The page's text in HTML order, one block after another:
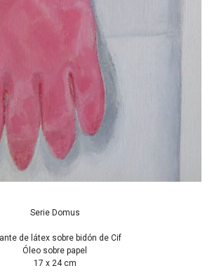
Serie Domus
de látex sobre bidón de Cif
Óleo sobre papel
17 x 24 cm